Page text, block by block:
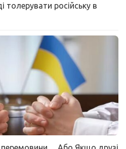
толерувати російську в